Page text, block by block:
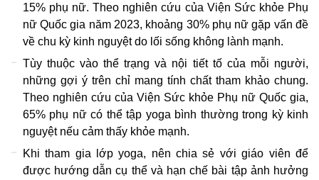
15% phụ nữ. Theo nghiên cứu của Viện Sức khỏe Phụ
nữ Quốc gia năm 2023, khoảng 30% phụ nữ gặp vấn đề
về chu kỳ kinh nguyệt do lối sống không lành mạnh.
Tùy thuộc vào thể trạng và nội tiết tố của mỗi người,
những gợi ý trên chỉ mang tính chất tham khảo chung.
Theo nghiên cứu của Viện Sức khỏe Phụ nữ Quốc gia,
65% phụ nữ có thể tập yoga bình thường trong kỳ kinh
nguyệt nếu cảm thấy khỏe mạnh.
Khi tham gia lớp yoga, nên chia sẻ với giáo viên để
được hướng dẫn cụ thể và hạn chế bài tập ảnh hưởng